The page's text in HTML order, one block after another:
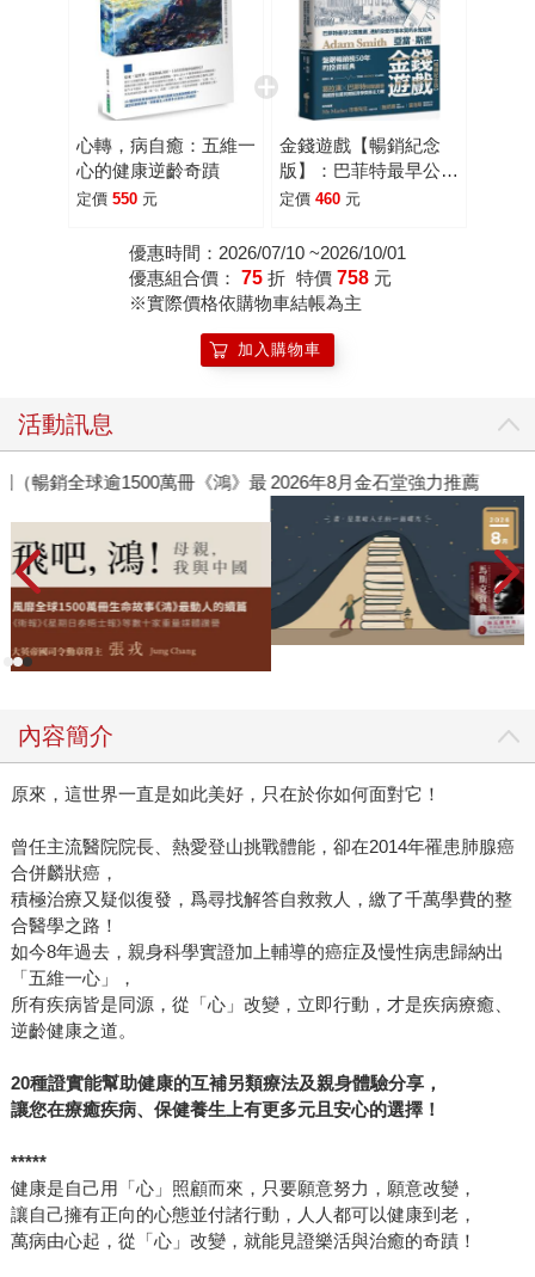
心轉，病自癒：五維一
心的健康逆齡奇蹟
定價 550 元
金錢遊戲【暢銷紀念
版】：巴菲特最早公開
推薦，透析投資市場本
定價 460 元
優惠時間：2026/07/10 ~2026/10/01
優惠組合價： 75 折 特價 758 元
※實際價格依購物車結帳為主
加入購物車
活動訊息
2026年8月金石堂強力推薦
內容簡介
原來，這世界一直是如此美好，只在於你如何面對它！
曾任主流醫院院長、熱愛登山挑戰體能，卻在2014年罹患肺腺癌
合併麟狀癌，
積極治療又疑似復發，爲尋找解答自救救人，繳了千萬學費的整
合醫學之路！
如今8年過去，親身科學實證加上輔導的癌症及慢性病患歸納出
「五維一心」，
所有疾病皆是同源，從「心」改變，立即行動，才是疾病療癒、
逆齡健康之道。
20種證實能幫助健康的互補另類療法及親身體驗分享，
讓您在療癒疾病、保健養生上有更多元且安心的選擇！
*****
健康是自己用「心」照顧而來，只要願意努力，願意改變，
讓自己擁有正向的心態並付諸行動，人人都可以健康到老，
萬病由心起，從「心」改變，就能見證樂活與治癒的奇蹟！